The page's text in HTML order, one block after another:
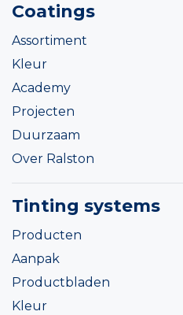
Coatings
Assortiment
Kleur
Academy
Projecten
Duurzaam
Over Ralston
Tinting systems
Producten
Aanpak
Productbladen
Kleur